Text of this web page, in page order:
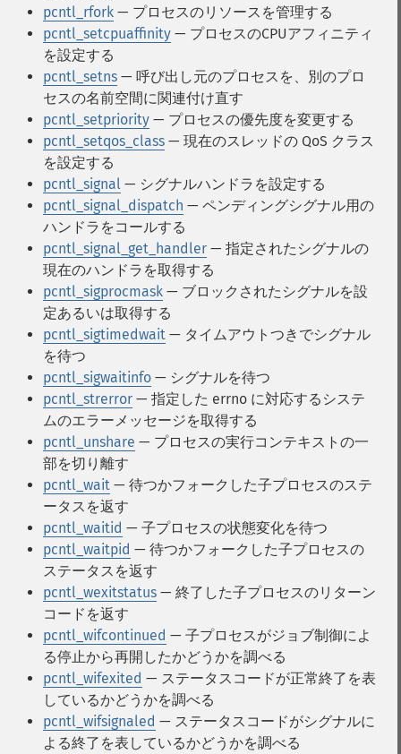
pcntl_rfork — プロセスのリソースを管理する
pcntl_setcpuaffinity — プロセスのCPUアフィニティ
を設定する
pcntl_setns — 呼び出し元のプロセスを、別のプロ
セスの名前空間に関連付け直す
pcntl_setpriority — プロセスの優先度を変更する
pcntl_setqos_class — 現在のスレッドの QoS クラス
を設定する
pcntl_signal — シグナルハンドラを設定する
pcntl_signal_dispatch — ペンディングシグナル用の
ハンドラをコールする
pcntl_signal_get_handler — 指定されたシグナルの
現在のハンドラを取得する
pcntl_sigprocmask — ブロックされたシグナルを設
定あるいは取得する
pcntl_sigtimedwait — タイムアウトつきでシグナル
を待つ
pcntl_sigwaitinfo — シグナルを待つ
pcntl_strerror — 指定した errno に対応するシステ
ムのエラーメッセージを取得する
pcntl_unshare — プロセスの実行コンテキストの一
部を切り離す
pcntl_wait — 待つかフォークした子プロセスのステ
ータスを返す
pcntl_waitid — 子プロセスの状態変化を待つ
pcntl_waitpid — 待つかフォークした子プロセスの
ステータスを返す
pcntl_wexitstatus — 終了した子プロセスのリターン
コードを返す
pcntl_wifcontinued — 子プロセスがジョブ制御によ
る停止から再開したかどうかを調べる
pcntl_wifexited — ステータスコードが正常終了を表
しているかどうかを調べる
pcntl_wifsignaled — ステータスコードがシグナルに
よる終了を表しているかどうかを調べる